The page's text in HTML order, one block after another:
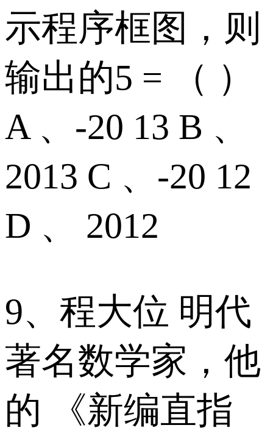
示程序框图，则
输出的5 = （ ）
A 、-20 13 B 、
2013 C 、-20 12
D 、 2012
9、程大位 明代
著名数学家，他
的 《新编直指